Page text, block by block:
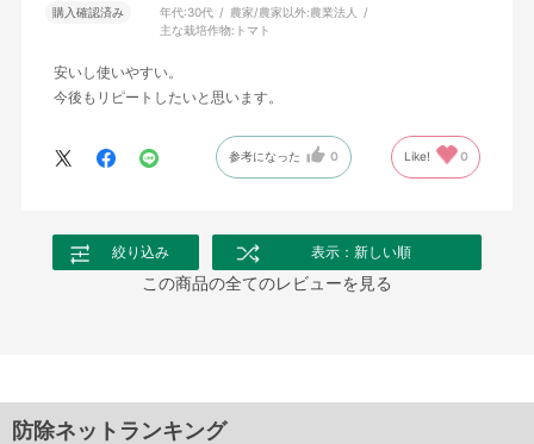
購入確認済み 年代:30代 農家/農家以外:農業法人
主な栽培作物: トマト
安いし使いやすい。
今後もリピートしたいと思います。
参考になった 0 Like! 0
絞り込み 表示：新しい順
この商品の全てのレビューを見る
防除ネットランキング